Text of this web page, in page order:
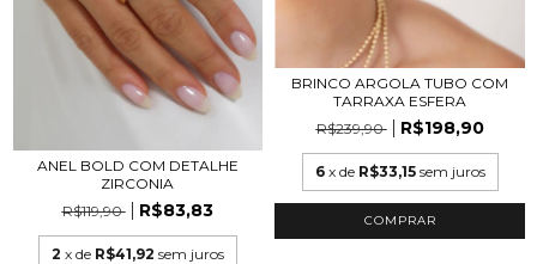
ANEL BOLD COM DETALHE
ZIRCONIA
R$119,90
R$83,83
2 x de R$41,92 sem juros
BRINCO ARGOLA TUBO COM
TARRAXA ESFERA
R$239,90
R$198,90
6 x de R$33,15 sem juros
COMPRAR